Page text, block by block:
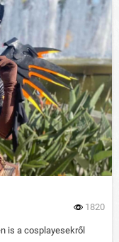
1820
is a cosplayesekről